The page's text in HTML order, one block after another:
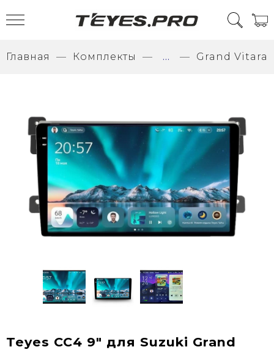
Главная Комплекты ... Grand Vitara
Teyes CC4 9" для Suzuki Grand